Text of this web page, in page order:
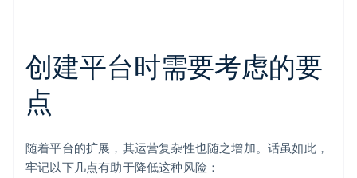
创建平台时需要考虑的要
点
随着平台的扩展，其运营复杂性也随之增加。话虽如此，
牢记以下几点有助于降低这种风险：